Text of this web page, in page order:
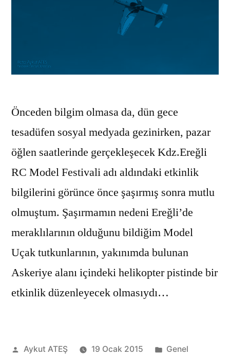
Önceden bilgim olmasa da, dün gece
tesadüfen sosyal medyada gezinirken, pazar
öğlen saatlerinde gerçekleşecek Kdz.Ereğli
RC Model Festivali adı aldındaki etkinlik
bilgilerini görünce önce şaşırmış sonra mutlu
olmuştum. Şaşırmamın nedeni Ereğli’de
meraklılarının olduğunu bildiğim Model
Uçak tutkunlarının, yakınımda bulunan
Askeriye alanı içindeki helikopter pistinde bir
etkinlik düzenleyecek olmasıydı…
Gönderen:
Aykut ATEŞ 19 Ocak 2015 Kategori:
Genel